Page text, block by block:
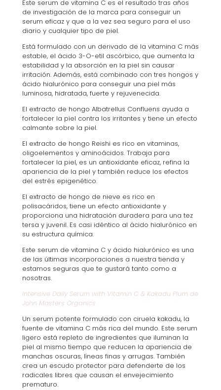
Este serum de vitamina C es el resultado tras años
de investigación de la marca para conseguir un
serum eficaz y que a la vez sea seguro para el uso
diario y cualquier tipo de piel.
Está formulado con un derivado de la vitamina C más
estable, el ácido 3-O-etil ascórbico, que aumenta la
estabilidad y la absorción en la piel sin causar
irritación. Además, está combinado con tres hongos y
ácido hialurónico para conseguir una piel más
luminosa, hidratada, fuerte y rejuvenecida.
El extracto de hongo Albatrellus Confluens ayuda a
fortalecer la piel contra los irritantes y tiene un efecto
calmante sobre la piel.
El extracto de hongo Reishi es rico en vitaminas,
oligoelementos y aminoácidos. Trabaja para
fortalecer la piel, es un antioxidante eficaz, refina la
apariencia de la piel y también reduce los efectos
del estrés epigenético.
El extracto de hongo de nieve es rico en
polisacáridos, tiene un efecto antioxidante y
proporciona una hidratación duradera para una tez
tersa y juvenil. Es casi idéntico al ácido hialurónico en
su estructura química.
Este serum de vitamina C y ácido hialurónico es una
de las últimas incorporaciones a nuestra tienda y
estamos seguras que te gustará tanto como a
nosotras.
Intensive Daily Serum with Vitamin C & Kakadu Plum de
John Masters Organics
Un serum potente formulado con ciruela kakadu, la
fuente de vitamina C más rica del mundo. Este serum
ligero está repleto de ingredientes que iluminan la
piel al mismo tiempo que reducen la apariencia de
manchas oscuras, líneas finas y arrugas. También
crea un escudo protector para defenderte de los
radicales libres que causan el envejecimiento
prematuro.